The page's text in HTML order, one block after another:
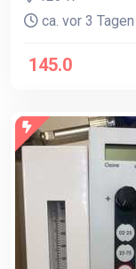
ca. vor 3 Tagen
145.0